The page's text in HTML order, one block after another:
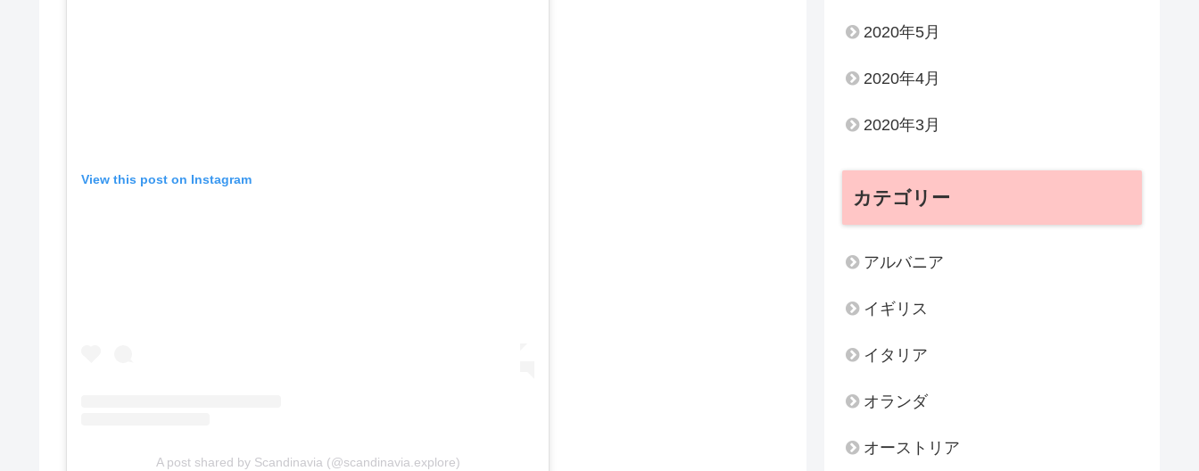
View this post on Instagram
A post shared by Scandinavia (@scandinavia.explore)
2020年5月
2020年4月
2020年3月
カテゴリー
アルバニア
イギリス
イタリア
オランダ
オーストリア